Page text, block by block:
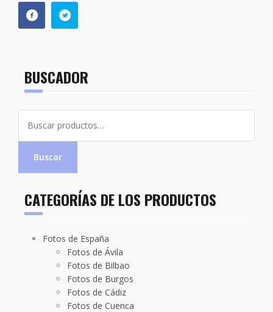
BUSCADOR
por:
Buscar
CATEGORÍAS DE LOS PRODUCTOS
Fotos de España
Fotos de Ávila
Fotos de Bilbao
Fotos de Burgos
Fotos de Cádiz
Fotos de Cuenca